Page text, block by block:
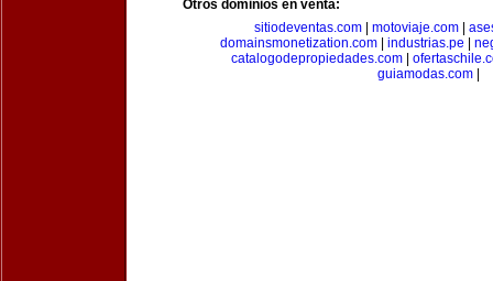
Otros dominios en venta:
sitiodeventas.com
motoviaje.com
domainsmonetization.com| industrias.pe
catalogodepropiedades.com|
guiamodas.com|